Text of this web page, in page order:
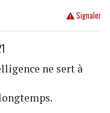
Signaler
ne sert à